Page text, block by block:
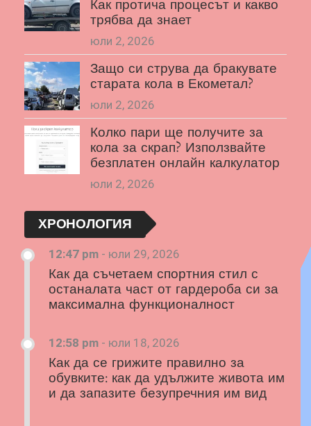
Как протича процесът и какво
трябва да знает
юли 2, 2026
Защо си струва да бракувате
старата кола в Екометал?
юли 2, 2026
Колко пари ще получите за
кола за скрап? Използвайте
безплатен онлайн калкулатор
юли 2, 2026
ХРОНОЛОГИЯ
12:47 pm - юли 29, 2026
Как да съчетаем спортния стил с
останалата част от гардероба си за
максимална функционалност
12:58 pm - юли 18, 2026
Как да се грижите правилно за
обувките: как да удължите живота им
и да запазите безупречния им вид